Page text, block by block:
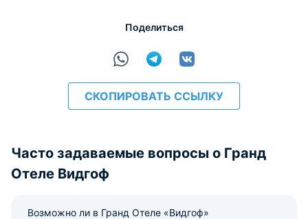
Поделиться
СКОПИРОВАТЬ ССЫЛКУ
Часто задаваемые вопросы о Гранд
Отеле Видгоф
Возможно ли в Гранд Отеле «Видгоф»